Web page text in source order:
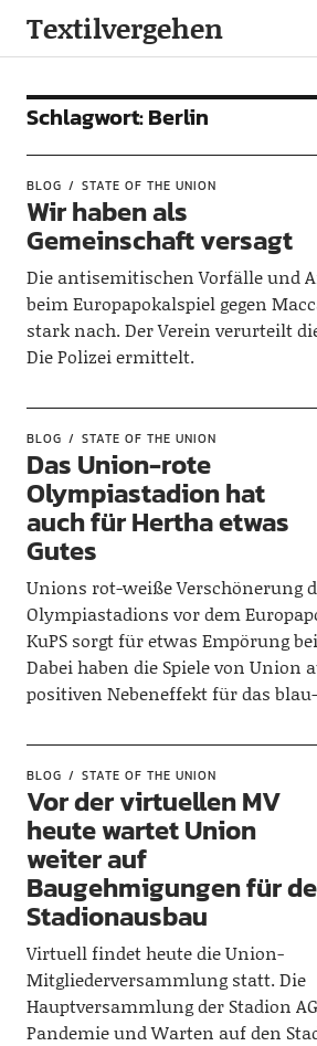
Textilvergehen
Schlagwort:Berlin
BLOG STATE OF THE UNION
Wir haben als
Gemeinschaft versagt
Die antisemitischen Vorfälle und
beim Europapokalspiel gegen
stark nach. Der Verein verurteilt
Die Polizei ermittelt.
BLOG STATE OF THE UNION
Das Union-rote
Olympiastadion hat
auch für Hertha etwas
Gutes
Unions rot-weiße Verschönerung
Olympiastadions vor dem
KuPS sorgt für etwas Empörung
Dabei haben die Spiele von Union
positiven Nebeneffekt für das
BLOG STATE OF THE UNION
Vor der virtuellen MV
heute wartet Union
weiter auf
Baugehmigungen für
Stadionausbau
Virtuell findet heute die Union-
Mitgliederversammlung statt. Die
Hauptversammlung der Stadion
Pandemie und Warten auf den